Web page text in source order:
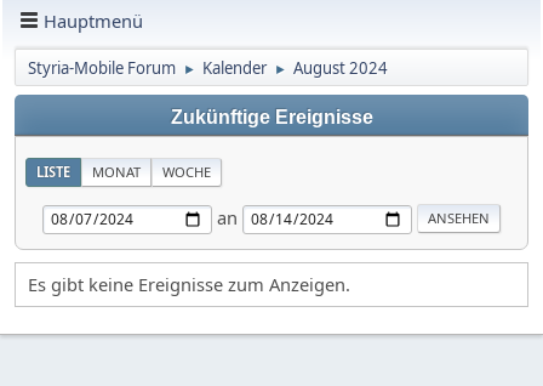
Hauptmenü
Styria-Mobile Forum ► Kalender ► August 2024
Zukünftige Ereignisse
LISTE MONAT WOCHE
an
Es gibt keine Ereignisse zum Anzeigen.